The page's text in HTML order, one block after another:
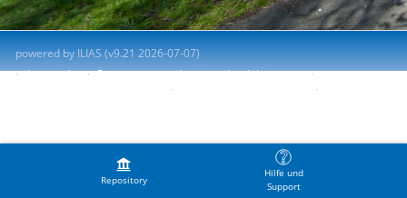
Repository
Hilfe und
Support
powered by ILIAS (v9.21 2026-07-07)
Impresión
Contactar con administrador del sistema